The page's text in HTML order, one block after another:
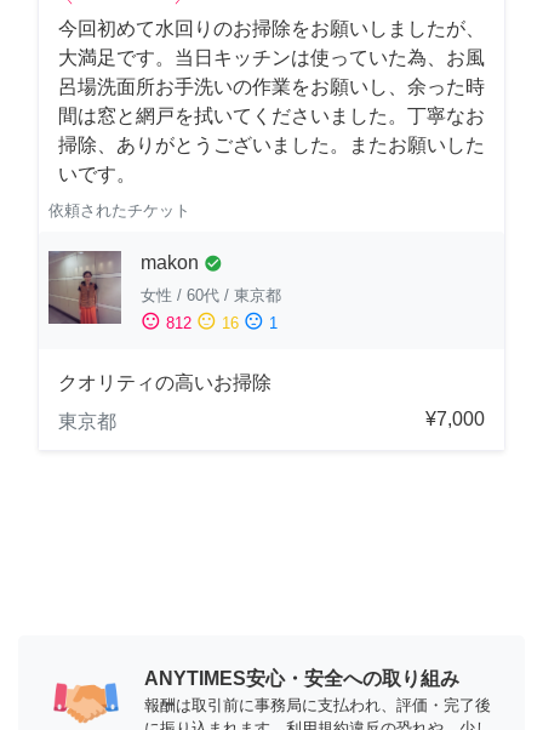
今回初めて水回りのお掃除をお願いしましたが、
大満足です。当日キッチンは使っていた為、お風
呂場洗面所お手洗いの作業をお願いし、余った時
間は窓と網戸を拭いてくださいました。丁寧なお
掃除、ありがとうございました。またお願いした
いです。
依頼されたチケット
makon check_circle
女性 / 60代 / 東京都
sentiment_satisfied 812 sentiment_neutral 16 sentiment_dissatisfied 1
クオリティの高いお掃除
東京都
¥7,000
ANYTIMES安心・安全への取り組み
報酬は取引前に事務局に支払われ、評価・完了後